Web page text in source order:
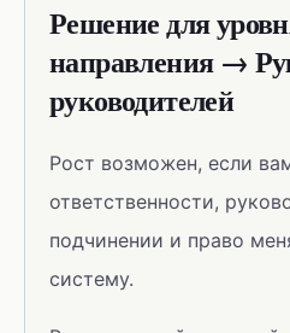
Решение для
направления →
руководителей
Рост возможен, если
ответственности,
подчинении и право
систему.